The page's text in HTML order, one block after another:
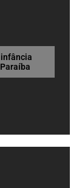
infância